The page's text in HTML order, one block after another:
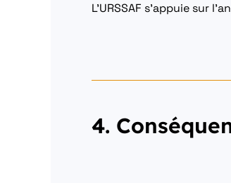
L’URSSAF s’appuie sur
4.